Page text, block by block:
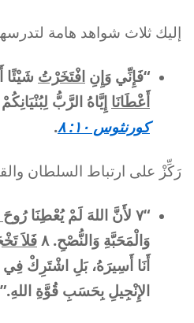
إليك ثلاث شواهد هامة
“فَإِنِّي وَإِنِ افْتَخَرْتُ شَيْئًا
أَعْطَانَا إِيَّاهُ الرَّبُّ
كورنثوس ١٠: ٨
.
رَكِّزْ على ارتباط السلطان
“٧ لأَنَّ اللهَ لَمْ يُعْطِنَا
وَالْمَحَبَّةِ وَالنُّصْحِ. ٨
فَلاَ
أَنَا أَسِيرَهُ، بَلِ اشْتَرِكْ
الإِنْجِيلِ بِحَسَبِ قُوَّةِ اللهِ.”